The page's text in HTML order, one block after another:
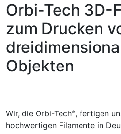
Orbi-Tech 3D-
zum Drucken
Objekten
Wir, die Orbi-Tech®, fertigen
hochwertigen Filamente in